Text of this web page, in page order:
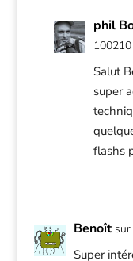
phil
100210
Salut
super
flashs
Benoît
Super